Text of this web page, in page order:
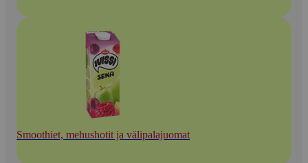
Smoothiet, mehushotit ja välipalajuomat